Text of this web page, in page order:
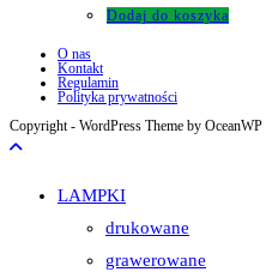
Dodaj do koszyka
O nas
Kontakt
Regulamin
Polityka prywatności
Copyright - WordPress Theme by OceanWP
LAMPKI
drukowane
grawerowane